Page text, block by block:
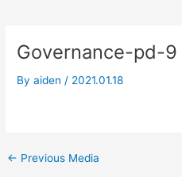
Governance-pd-9
Byaiden / 2021.01.18
navigation
← Previous Media